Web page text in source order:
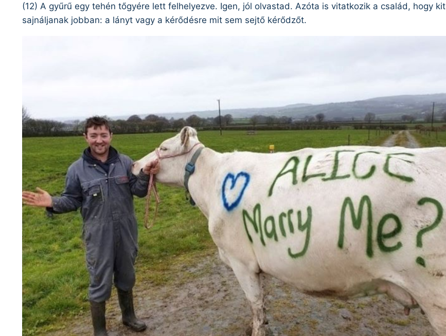
(12) A gyűrű egy tehén tőgyére lett felhelyezve. Igen, jól olvastad. Azóta is vitatkozik a család, hogy kit
sajnáljanak jobban: a lányt vagy a kérődésre mit sem sejtő kérődzőt.